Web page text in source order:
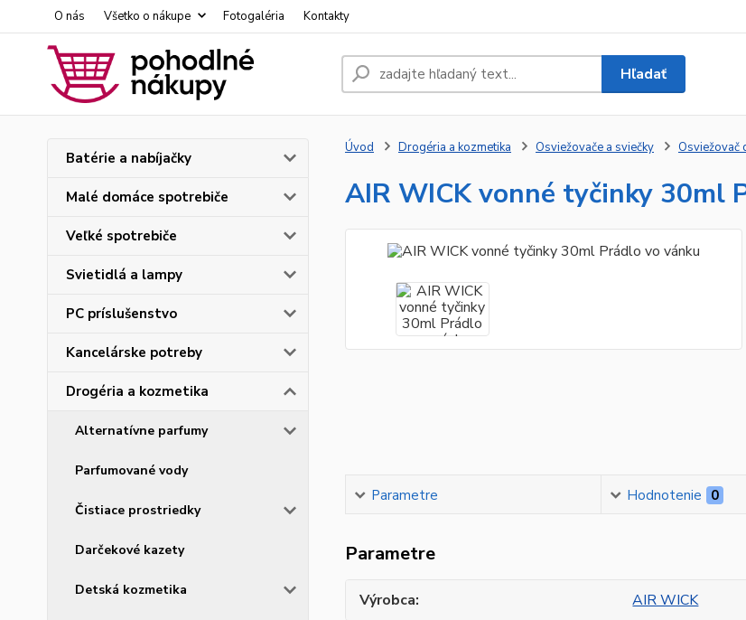
O nás Všetko o nákupe Fotogaléria Kontakty
Hľadať
Batérie a nabíjačky
Malé domáce spotrebiče
Veľké spotrebiče
Svietidlá a lampy
PC príslušenstvo
Kancelárske potreby
Drogéria a kozmetika
Alternatívne parfumy
Parfumované vody
Čistiace prostriedky
Darčekové kazety
Detská kozmetika
Úvod Drogéria a kozmetika Osviežovače a sviečky Osviežovač
AIR WICK vonné tyčinky 30ml
Parametre Hodnotenie 0
Parametre
Výrobca AIR WICK